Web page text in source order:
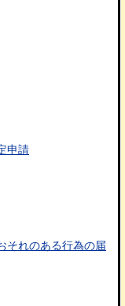
申請
それのある行為の届